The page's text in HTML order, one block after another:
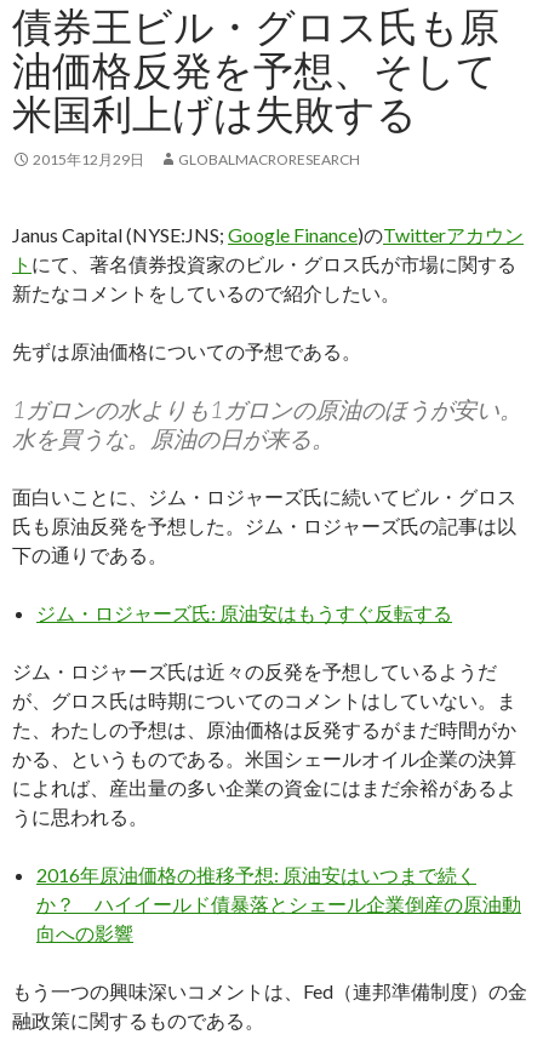
債券王ビル・グロス氏も原
油価格反発を予想、そして
米国利上げは失敗する
2015年12月29日 GLOBALMACRORESEARCH
Janus Capital (NYSE:JNS; Google Finance)のTwitterアカウン
ト にて、著名債券投資家のビル・グロス氏が市場に関する
新たなコメントをしているので紹介したい。
先ずは原油価格についての予想である。
1ガロンの水よりも1ガロンの原油のほうが安い。
水を買うな。原油の日が来る。
面白いことに、ジム・ロジャーズ氏に続いてビル・グロス
氏も原油反発を予想した。ジム・ロジャーズ氏の記事は以
下の通りである。
ジム・ロジャーズ氏: 原油安はもうすぐ反転する
ジム・ロジャーズ氏は近々の反発を予想しているようだ
が、グロス氏は時期についてのコメントはしていない。ま
た、わたしの予想は、原油価格は反発するがまだ時間がか
かる、というものである。米国シェールオイル企業の決算
によれば、産出量の多い企業の資金にはまだ余裕があるよ
うに思われる。
2016年原油価格の推移予想: 原油安はいつまで続く
か？ ハイイールド債暴落とシェール企業倒産の原油動
向への影響
もう一つの興味深いコメントは、Fed（連邦準備制度）の金
融政策に関するものである。